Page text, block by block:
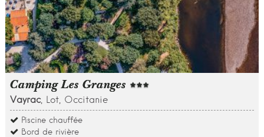
Camping Les Granges
Vayrac, Lot, Occitanie
Piscine chauffée
Bord de rivière